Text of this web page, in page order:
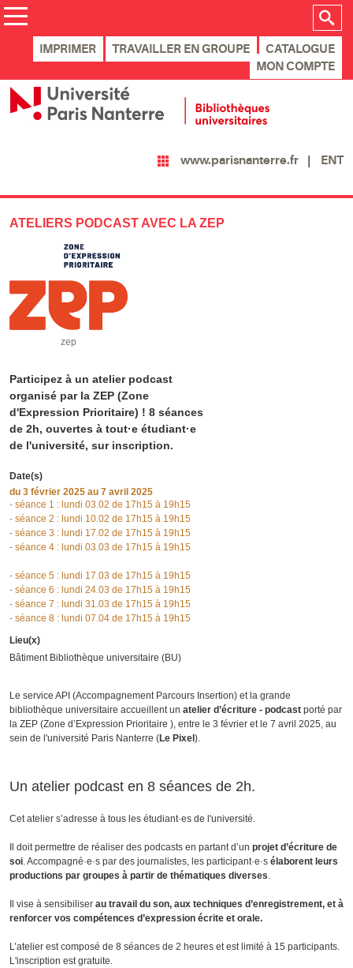
IMPRIMER TRAVAILLER EN GROUPE
CATALOGUE
MON COMPTE
www.parisnanterre.fr ENT
ATELIERS PODCAST AVEC LA ZEP
zep
Participez à un atelier podcast
organisé par la ZEP (Zone
d'Expression Prioritaire) ! 8 séances
de 2h, ouvertes à tout·e étudiant·e
de l'université, sur inscription.
Date(s)
du 3 février 2025 au 7 avril 2025
- séance 1 : lundi 03.02 de 17h15 à 19h15
- séance 2 : lundi 10.02 de 17h15 à 19h15
- séance 3 : lundi 17.02 de 17h15 à 19h15
- séance 4 : lundi 03.03 de 17h15 à 19h15
- séance 5 : lundi 17.03 de 17h15 à 19h15
- séance 6 : lundi 24.03 de 17h15 à 19h15
- séance 7 : lundi 31.03 de 17h15 à 19h15
- séance 8 : lundi 07.04 de 17h15 à 19h15
Lieu(x)
Bâtiment Bibliothèque universitaire (BU)
Le service API (Accompagnement Parcours Insertion) et la grande
bibliothèque universitaire accueillent un atelier d’écriture - podcast porté par
la ZEP (Zone d’Expression Prioritaire ), entre le 3 février et le 7 avril 2025, au
sein de l'université Paris Nanterre (Le Pixel ).
Un atelier podcast en 8 séances de 2h.
Cet atelier s’adresse à tous les étudiant·es de l'université.
Il doit permettre de réaliser des podcasts en partant d’un projet d’écriture de
soi. Accompagné·e·s par des journalistes, les participant·e·s élaborent leurs
productions par groupes à partir de thématiques diverses.
Il vise à sensibiliser au travail du son, aux techniques d’enregistrement, et à
renforcer vos compétences d’expression écrite et orale.
L’atelier est composé de 8 séances de 2 heures et est limité à 15 participants.
L'inscription est gratuite.